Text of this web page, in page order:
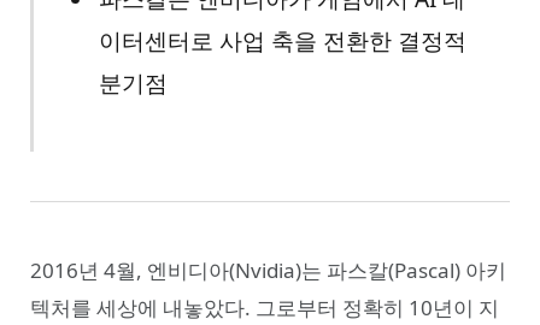
이터센터로 사업 축을 전환한 결정적
분기점
2016년 4월, 엔비디아(Nvidia)는 파스칼(Pascal) 아키
텍처를 세상에 내놓았다. 그로부터 정확히 10년이 지